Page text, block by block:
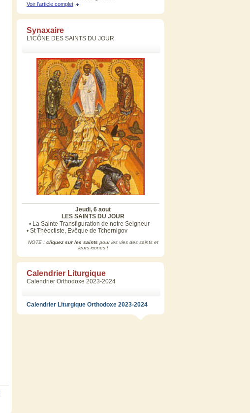
Voir l'article complet
Synaxaire
L'ICÔNE DES SAINTS DU JOUR
Jeudi, 6 aout
LES SAINTS DU JOUR
• La Sainte Transfiguration de notre Seigneur
• St Théoctiste, Evêque de Tchernigov
NOTE : cliquez sur les saints pour les vies des saints et
leurs icones !
Calendrier Liturgique
Calendrier Orthodoxe 2023-2024
Calendrier Liturgique Orthodoxe 2023-2024